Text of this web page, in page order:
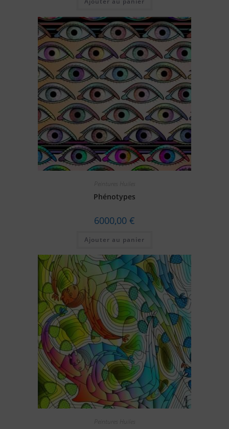
Peintures Huiles
Phénotypes
6000,00 €
Ajouter au panier
Peintures Huiles